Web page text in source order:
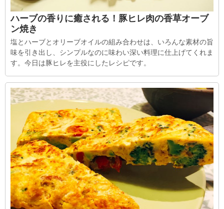
ハーブの香りに癒される！豚ヒレ肉の香草オーブ
ン焼き
塩とハーブとオリーブオイルの組み合わせは、いろんな素材の旨
味を引き出し、シンプルなのに味わい深い料理に仕上げてくれま
す。今日は豚ヒレを主役にしたレシピです。